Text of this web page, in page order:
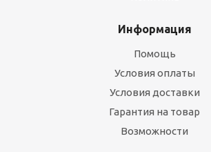
Информация
Помощь
Условия оплаты
Условия доставки
Гарантия на товар
Возможности